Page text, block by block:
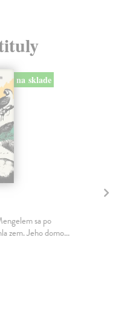
na sklade
sa po
zem. Jeho domo...